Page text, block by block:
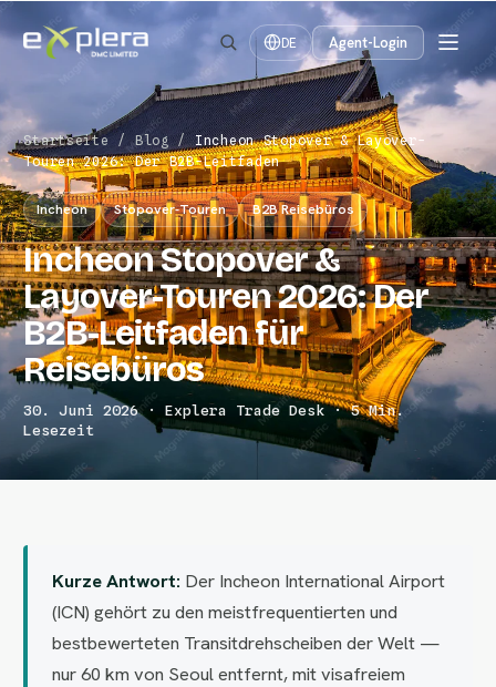
DE Agent-Login
Startseite / Blog / Incheon Stopover & Layover-
Touren 2026: Der B2B-Leitfaden
Incheon Stopover-Touren B2B Reisebüros
Incheon Stopover &
Layover-Touren 2026: Der
B2B-Leitfaden für
Reisebüros
30. Juni 2026 · Explera Trade Desk · 5 Min.
Lesezeit
Kurze Antwort: Der Incheon International Airport
(ICN) gehört zu den meistfrequentierten und
bestbewerteten Transitdrehscheiben der Welt —
nur 60 km von Seoul entfernt, mit visafreiem